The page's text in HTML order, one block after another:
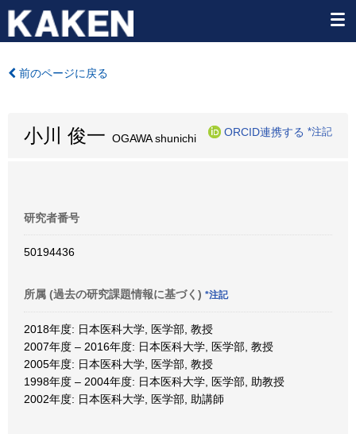
前のページに戻る
小川 俊一 OGAWA shunichi
ORCID連携する *注記
研究者番号
50194436
所属 (過去の研究課題情報に基づく) *注記
2018年度: 日本医科大学, 医学部, 教授
2007年度 – 2016年度: 日本医科大学, 医学部, 教授
2005年度: 日本医科大学, 医学部, 教授
1998年度 – 2004年度: 日本医科大学, 医学部, 助教授
2002年度: 日本医科大学, 医学部, 助講師